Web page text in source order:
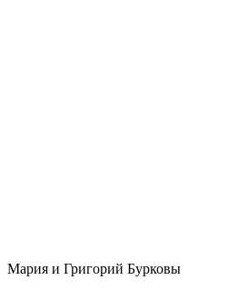
Мария и Григорий Бурковы